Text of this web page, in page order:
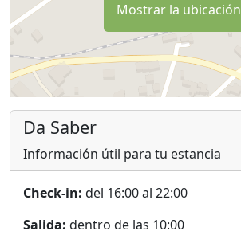
Mostrar la ubicación
Da Saber
Información útil para tu estancia
Check-in: del 16:00 al 22:00
Salida: dentro de las 10:00